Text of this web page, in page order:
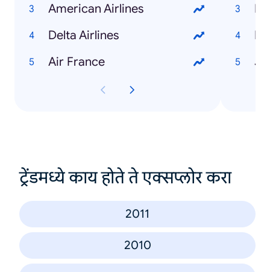
American Airlines
Delta Airlines
Air France
ट्रेंडमध्ये काय होते ते एक्सप्लोर करा
2011
2010